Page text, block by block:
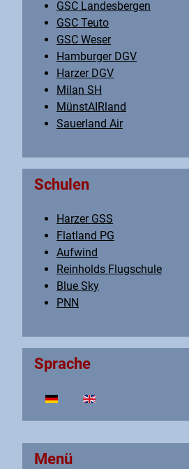
Menü
GSC Landesbergen
GSC Teuto
GSC Weser
Hamburger DGV
Harzer DGV
Milan SH
MünstAIRland
Sauerland Air
Schulen
Harzer GSS
Flatland PG
Aufwind
Reinholds Flugschule
Blue Sky
PNN
Sprache
Sprache auswählen